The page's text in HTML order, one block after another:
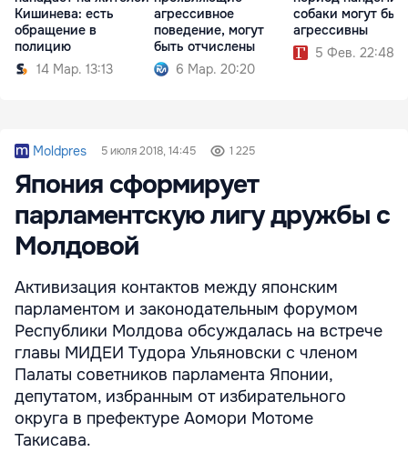
Кишинева: есть
обращение в
полицию
14 Мар. 13:13
агрессивное
поведение, могут
быть отчислены
6 Мар. 20:20
собаки могут
агрессивны
5 Фев. 22:48
Moldpres 5 июля 2018, 14:45 1 225
Япония сформирует
парламентскую лигу дружбы с
Молдовой
Активизация контактов между японским
парламентом и законодательным форумом
Республики Молдова обсуждалась на встрече
главы МИДЕИ Тудора Ульяновски с членом
Палаты советников парламента Японии,
депутатом, избранным от избирательного
округа в префектуре Аомори Мотоме
Такисава.